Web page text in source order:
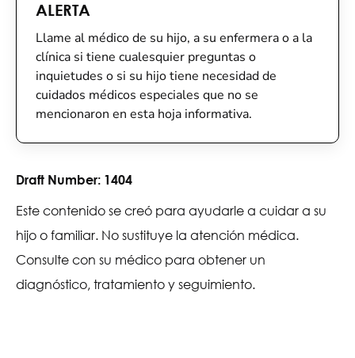
ALERTA
Llame al médico de su hijo, a su enfermera o a la
clínica si tiene cualesquier preguntas o
inquietudes o si su hijo tiene necesidad de
cuidados médicos especiales que no se
mencionaron en esta hoja informativa.
Draft Number: 1404
Este contenido se creó para ayudarle a cuidar a su
hijo o familiar. No sustituye la atención médica.
Consulte con su médico para obtener un
diagnóstico, tratamiento y seguimiento.